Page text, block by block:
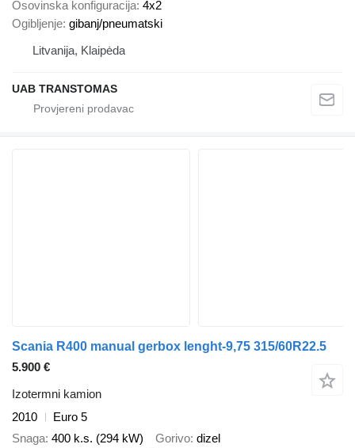
Osovinska konfiguracija 4x2
Ogibljenje gibanj/pneumatski
Litvanija, Klaipėda
UAB TRANSTOMAS
Scania R400 manual gerbox lenght-9,75 315/60R22.5
5.900 €
Izotermni kamion
2010
Euro 5
Snaga 400 k.s. (294 kW) Gorivo dizel